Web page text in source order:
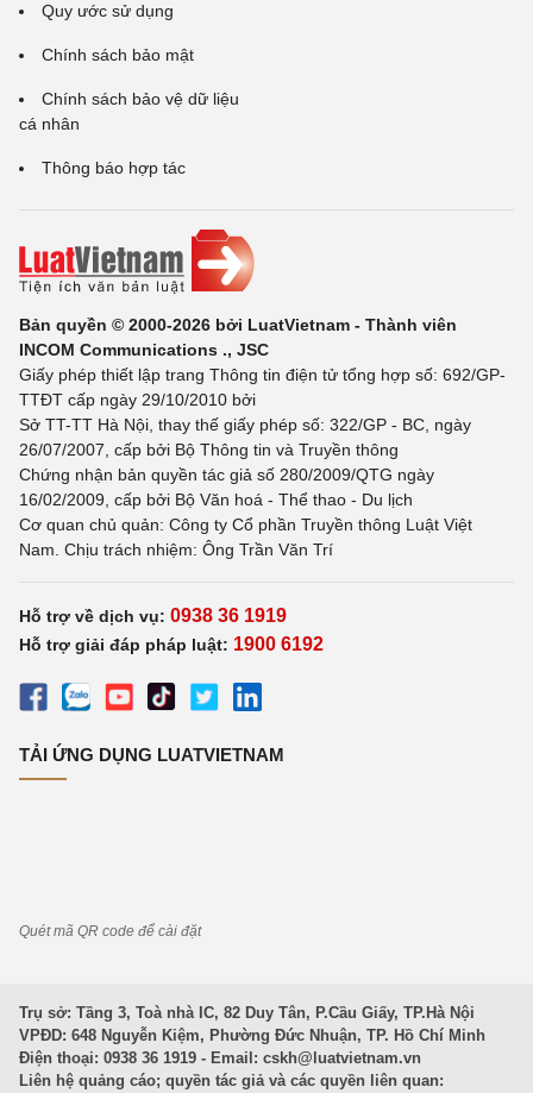
Quy ước sử dụng
Chính sách bảo mật
Chính sách bảo vệ dữ liệu
cá nhân
Thông báo hợp tác
Bản quyền © 2000-2026 bởi LuatVietnam - Thành viên
INCOM Communications ., JSC
Giấy phép thiết lập trang Thông tin điện tử tổng hợp số: 692/GP-
TTĐT cấp ngày 29/10/2010 bởi
Sở TT-TT Hà Nội, thay thế giấy phép số: 322/GP - BC, ngày
26/07/2007, cấp bởi Bộ Thông tin và Truyền thông
Chứng nhận bản quyền tác giả số 280/2009/QTG ngày
16/02/2009, cấp bởi Bộ Văn hoá - Thể thao - Du lịch
Cơ quan chủ quản: Công ty Cổ phần Truyền thông Luật Việt
Nam. Chịu trách nhiệm: Ông Trần Văn Trí
Hỗ trợ về dịch vụ: 0938 36 1919
Hỗ trợ giải đáp pháp luật: 1900 6192
TẢI ỨNG DỤNG LUATVIETNAM
Quét mã QR code để cài đặt
Trụ sở: Tầng 3, Toà nhà IC, 82 Duy Tân, P.Cầu Giấy, TP.Hà Nội
VPĐD: 648 Nguyễn Kiệm, Phường Đức Nhuận, TP. Hồ Chí Minh
Điện thoại: 0938 36 1919 - Email: cskh@luatvietnam.vn
Liên hệ quảng cáo; quyền tác giả và các quyền liên quan: